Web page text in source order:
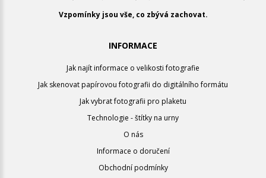
Vzpomínky jsou vše, co zbývá zachovat.
INFORMACE
Jak najít informace o velikosti fotografie
Jak skenovat papírovou fotografii do digitálního formátu
Jak vybrat fotografii pro plaketu
Technologie - štítky na urny
O nás
Informace o doručení
Obchodní podmínky